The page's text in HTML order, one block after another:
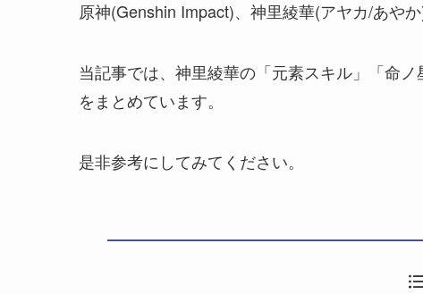
原神(Genshin Impact)、神里綾華(アヤカ/あや
当記事では、神里綾華の「元素スキル」「命
をまとめています。
是非参考にしてみてください。